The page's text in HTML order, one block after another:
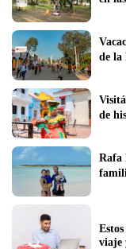
de la
de
Rafa
viaje